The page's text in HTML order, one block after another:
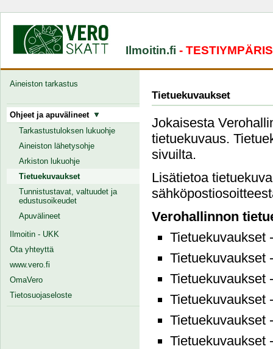
Ilmoitin.fi -
Aineiston tarkastus
Ohjeet ja apuvälineet
Tarkastustuloksen lukuohje
Aineiston lähetysohje
Arkiston lukuohje
Tietuekuvaukset
Tunnistustavat, valtuudet ja
edustusoikeudet
Apuvälineet
Ilmoitin - UKK
Ota yhteyttä
www.vero.fi
OmaVero
Tietosuojaseloste
Tietuekuvaukset
Jokaisesta
tietuekuvaus.
sivuilta.
Lisätietoa
Verohallinnon
Tietuekuvaukset
Tietuekuvaukset
Tietuekuvaukset
Tietuekuvaukset
Tietuekuvaukset
Tietuekuvaukset